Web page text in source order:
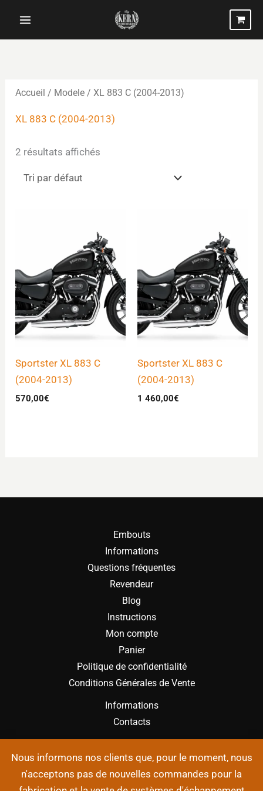
Nous informons nos clients que, pour le moment, nous
n'acceptons pas de nouvelles commandes pour la
contenu
Accueil / Modele / XL 883 C (2004-2013)
XL 883 C (2004-2013)
2 résultats affichés
Sportster XL 883 C
(2004-2013)
570,00€
Sportster XL 883 C
(2004-2013)
1 460,00€
Embouts
Informations
Questions fréquentes
Revendeur
Blog
Instructions
Mon compte
Panier
Politique de confidentialité
Conditions Générales de Vente
Informations
Contacts